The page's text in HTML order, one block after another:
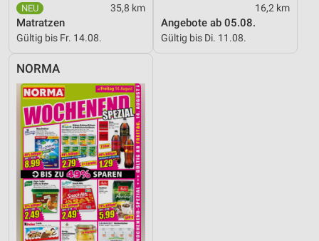
35,8 km
Matratzen
Gültig bis Fr. 14.08.
16,2 km
Angebote ab 05.08.
Gültig bis Di. 11.08.
NORMA